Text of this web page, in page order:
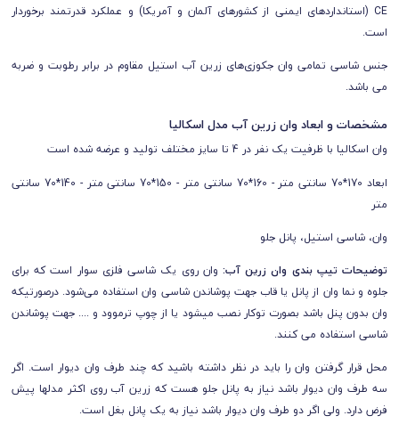
CE (استانداردهای ایمنی از کشورهای آلمان و آمریکا) و عملکرد قدرتمند برخوردار
است.
جنس شاسی تمامی وان‌ جکوزی‌های زرین آب استیل مقاوم در برابر رطوبت و ضربه
می باشد.
مشخصات و ابعاد وان زرین آب مدل اسکالیا
وان اسکالیا با ظرفیت یک نفر در 4 تا سایز مختلف تولید و عرضه شده است
ابعاد 170*70 سانتی متر - 160*70 سانتی متر - 150*70 سانتی متر - 140*70 سانتی
متر
وان، شاسی استیل، پانل جلو
توضیحات تیپ بندی وان زرین آب: وان روی یک شاسی فلزی سوار است که برای
جلوه و نما وان از پانل یا قاب جهت پوشاندن شاسی وان استفاده می‌شود. درصورتیکه
وان بدون پنل باشد بصورت توکار نصب میشود یا از چوپ ترموود و .... جهت پوشاندن
شاسی استفاده می کنند.
محل قرار گرفتن وان را باید در نظر داشته باشید که چند طرف وان دیوار است. اگر
سه طرف وان دیوار باشد نیاز به پانل جلو هست که زرین آب روی اکثر مدلها پیش
فرض دارد. ولی اگر دو طرف وان دیوار باشد نیاز به یک پانل بغل است.